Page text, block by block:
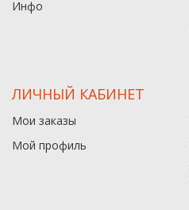
Инфо
ЛИЧНЫЙ КАБИНЕТ
Мои заказы
Мой профиль